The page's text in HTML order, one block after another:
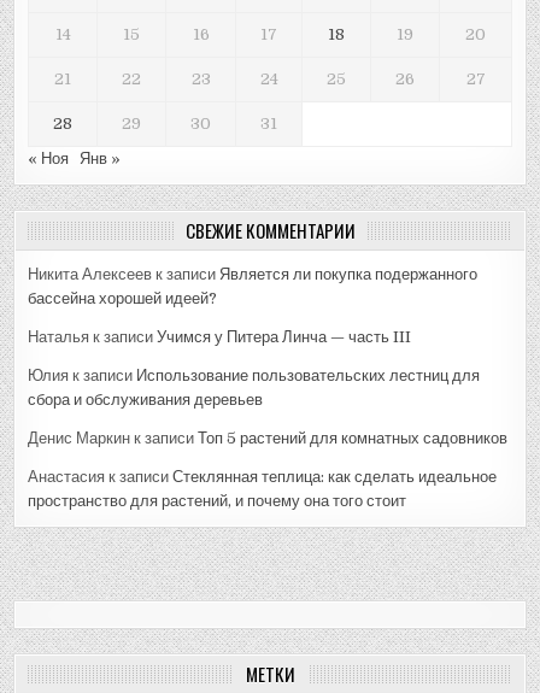
14 15 16 17 18 19 20
21 22 23 24 25 26 27
28 29 30
31
« Ноя
Янв »
СВЕЖИЕ КОММЕНТАРИИ
Никита Алексеев к записи Является ли покупка подержанного
бассейна хорошей идеей?
Наталья к записиУчимся у Питера Линча — часть III
Юлия к записи Использование пользовательских лестниц для
сбора и обслуживания деревьев
Денис Маркин к записиТоп 5 растений для комнатных садовников
Анастасия к записиСтеклянная теплица: как сделать идеальное
пространство для растений, и почему она того стоит
МЕТКИ